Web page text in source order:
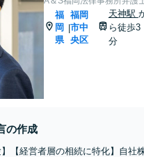
福
岡
県
|
福岡
市中
央区
天神駅
ら徒歩3
分
の作成
】【経営者層の相続に特化】自社